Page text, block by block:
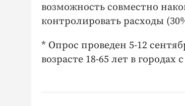
возможность совместно
контролировать расходы
* Опрос проведен 5-12
возрасте 18-65 лет в